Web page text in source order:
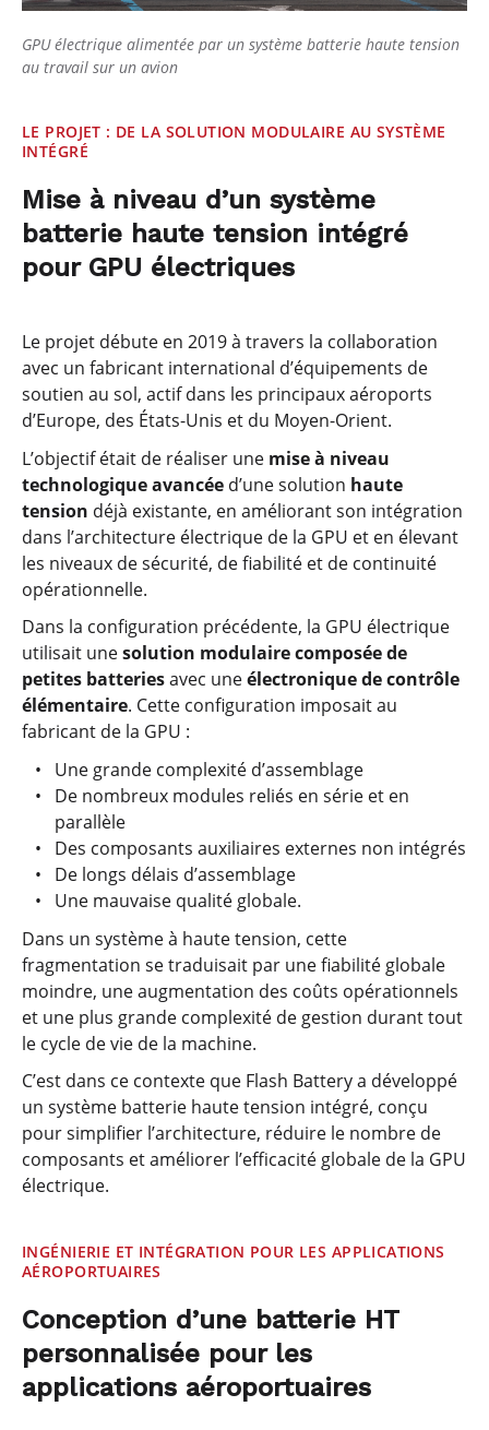
GPU électrique alimentée par un système batterie haute tension
au travail sur un avion
LE PROJET : DE LA SOLUTION MODULAIRE AU SYSTÈME
INTÉGRÉ
Mise à niveau d’un système
batterie haute tension intégré
pour GPU électriques
Le projet débute en 2019 à travers la collaboration
avec un fabricant international d’équipements de
soutien au sol, actif dans les principaux aéroports
d’Europe, des États-Unis et du Moyen-Orient.
L’objectif était de réaliser une mise à niveau
technologique avancée d’une solution haute
tension déjà existante, en améliorant son intégration
dans l’architecture électrique de la GPU et en élevant
les niveaux de sécurité, de fiabilité et de continuité
opérationnelle.
Dans la configuration précédente, la GPU électrique
utilisait unesolution modulaire composée de
petites batteriesavec uneélectronique de contrôle
élémentaire. Cette configuration imposait au
fabricant de la GPU :
Une grande complexité d’assemblage
De nombreux modules reliés en série et en
parallèle
Des composants auxiliaires externes non intégrés
De longs délais d’assemblage
Une mauvaise qualité globale.
Dans un système à haute tension, cette
fragmentation se traduisait par une fiabilité globale
moindre, une augmentation des coûts opérationnels
et une plus grande complexité de gestion durant tout
le cycle de vie de la machine.
C’est dans ce contexte que Flash Battery a développé
un système batterie haute tension intégré, conçu
pour simplifier l’architecture, réduire le nombre de
composants et améliorer l’efficacité globale de la GPU
électrique.
INGÉNIERIE ET INTÉGRATION POUR LES APPLICATIONS
AÉROPORTUAIRES
Conception d’une batterie HT
personnalisée pour les
applications aéroportuaires